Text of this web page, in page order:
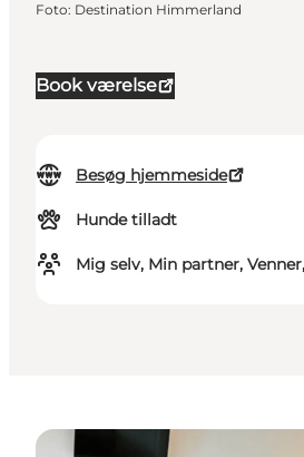
Book værelse
Besøg hjemmeside
Hunde tilladt
Mig selv, Min partner,
Foto: Destination Himmerland